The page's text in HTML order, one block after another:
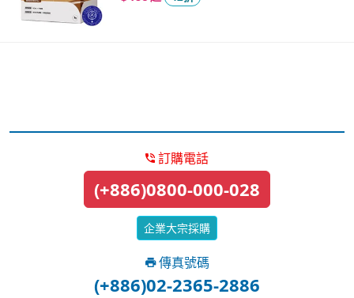
訂購電話
(+886)0800-000-028
企業大宗採購
傳真號碼
(+886)02-2365-2886